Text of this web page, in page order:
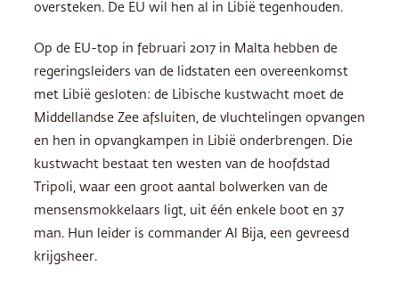
oversteken. De EU wil hen al in Libië tegenhouden.
Op de EU-top in februari 2017 in Malta hebben de
regeringsleiders van de lidstaten een overeenkomst
met Libië gesloten: de Libische kustwacht moet de
Middellandse Zee afsluiten, de vluchtelingen opvangen
en hen in opvangkampen in Libië onderbrengen. Die
kustwacht bestaat ten westen van de hoofdstad
Tripoli, waar een groot aantal bolwerken van de
mensensmokkelaars ligt, uit één enkele boot en 37
man. Hun leider is commander Al Bija, een gevreesd
krijgsheer.